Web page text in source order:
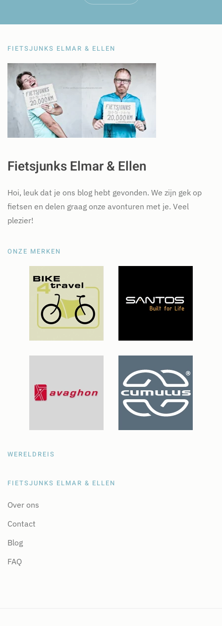
FIETSJUNKS ELMAR & ELLEN
Fietsjunks Elmar & Ellen
Hoi, leuk dat je ons blog hebt gevonden. We zijn gek op
fietsen en delen graag onze avonturen met je. Veel
plezier!
ONZE MERKEN
WERELDREIS
FIETSJUNKS ELMAR & ELLEN
Over ons
Contact
Blog
FAQ